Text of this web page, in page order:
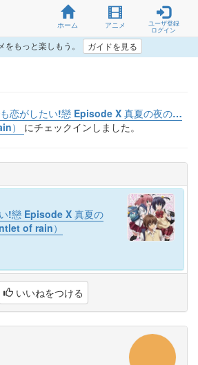
ホーム アニメ
ユーザ登録
ログイン
もっと楽しもう。 ガイドを見る
恋がしたい!戀 Episode X 真夏の夜の…
） にチェックインしました。
!戀 Episode X 真夏の
of rain）
いいねをつける